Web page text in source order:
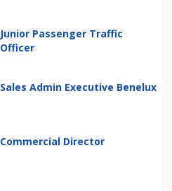
Junior Passenger Traffic
Officer
Sales Admin Executive Benelux
Commercial Director